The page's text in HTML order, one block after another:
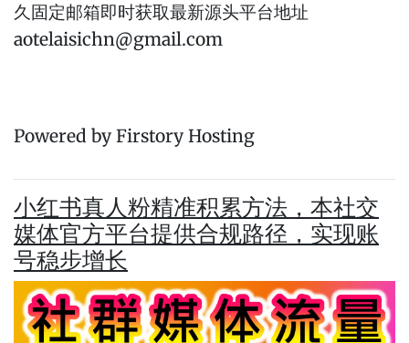
久固定邮箱即时获取最新源头平台地址
aotelaisichn@gmail.com
Powered by Firstory Hosting
小红书真人粉精准积累方法，本社交
媒体官方平台提供合规路径，实现账
号稳步增长